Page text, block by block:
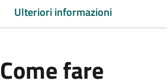
Ulteriori informazioni
Come fare